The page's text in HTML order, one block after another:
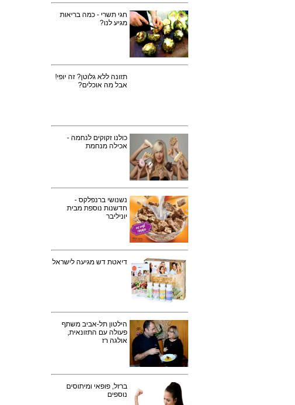
חגי תשרי - כמה בריאות
מגיע לנו?
תזונה ללא גלוטן? זה יופי!
אבל מה אוכלים?
כולנו זקוקים לנחמה -
אכילה מנחמת
נשנושי ברנפלקס -
חדשנות נוספת מבית
יוניליבר
דיאטת דש מגיעה לישראל
הילטון תל-אביב משתף
פעולה עם התזונאית,
אולגה רז
ברזל, פופאי ומיתוסים
נוספים